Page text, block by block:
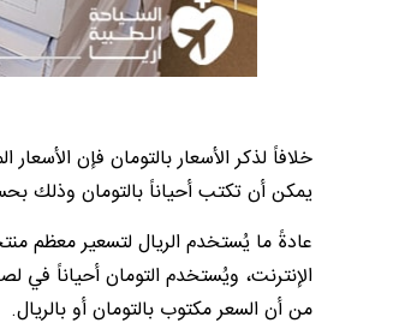
خلافاً لذكر الأسعار بالتومان فإن الأسعار
يمكن أن تكتب أحياناً بالتومان وذلك
عادةً ما يُستخدم الريال لتسعير معظم
الإنترنت، ويُستخدم التومان أحياناً في
من أن السعر مكتوب بالتومان أو بالريال.